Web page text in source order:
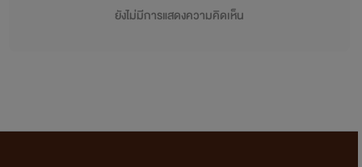
ยังไม่มีการแสดงความคิดเห็น